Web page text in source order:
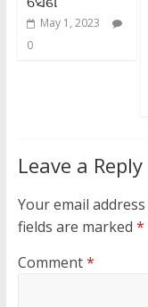
May 1, 2023
0
Leave a Reply
Your email
fields are marked *
Comment*